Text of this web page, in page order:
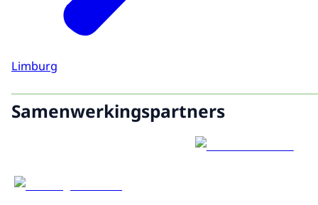
Limburg
Samenwerkingspartners